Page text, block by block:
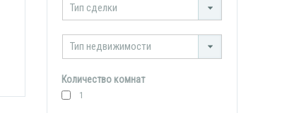
Тип сделки
Тип недвижимости
Количество комнат
1